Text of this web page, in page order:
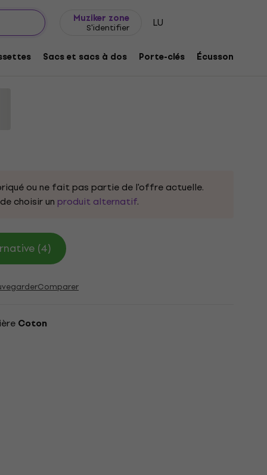
Muziker zone
S'identifier LU
Sacs et sacs à dos Porte-clés Écussons/
Phasma & Troopers Black XL T-shirt
ou ne fait pas partie de l'offre actuelle.
choisir un produit alternatif.
(4)
Comparer
Coton